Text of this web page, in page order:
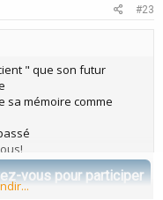
#23
" que son futur
sa mémoire comme
vous pour participer